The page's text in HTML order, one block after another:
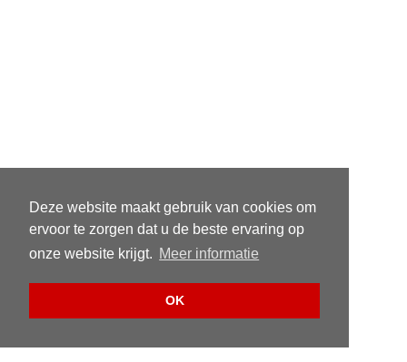
Deze website maakt gebruik van cookies om
ervoor te zorgen dat u de beste ervaring op
onze website krijgt. Meer informatie
OK